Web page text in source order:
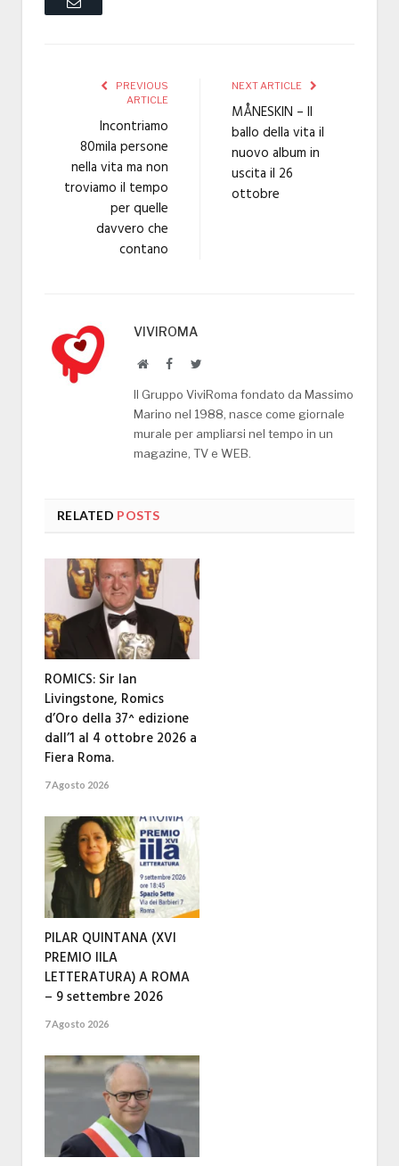
PREVIOUS
ARTICLE
Incontriamo
80mila persone
nella vita ma non
troviamo il tempo
per quelle
davvero che
contano
NEXT ARTICLE
MÅNESKIN – Il
ballo della vita il
nuovo album in
uscita il 26
ottobre
VIVIROMA
WebsiteFacebookTwitter
Il Gruppo ViviRoma fondato da Massimo
Marino nel 1988, nasce come giornale
murale per ampliarsi nel tempo in un
magazine, TV e WEB.
RELATED POSTS
ROMICS: Sir Ian
Livingstone, Romics
d’Oro della 37^ edizione
dall’1 al 4 ottobre 2026 a
Fiera Roma.
7 Agosto 2026
PILAR QUINTANA (XVI
PREMIO IILA
LETTERATURA) A ROMA
– 9 settembre 2026
7 Agosto 2026